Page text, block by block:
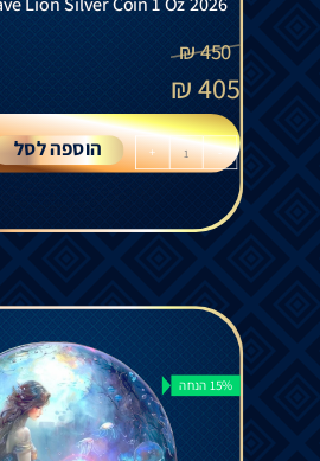
450
₪
405
₪
-
+ הוספה לסל
15% הנחה